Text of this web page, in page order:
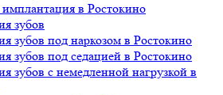
имплантация в Ростокино
зубов
зубов под наркозом в Ростокино
зубов под седацией в Ростокино
зубов с немедленной нагрузкой в